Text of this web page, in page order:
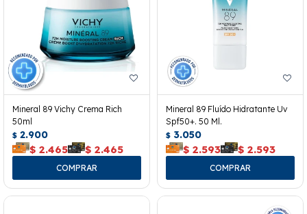
Mineral 89 Vichy Crema Rich
50ml
$ 2.900
$ 2.465 $ 2.465
Mineral 89 Fluído Hidratante Uv
Spf50+. 50 Ml.
$ 3.050
$ 2.593 $ 2.593